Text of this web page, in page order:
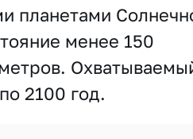
планетами
менее 150
2100 год.